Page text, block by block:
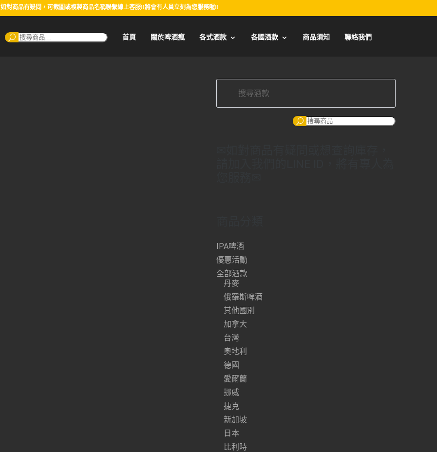
如對商品有疑問，可截圖或複製商品名稱聯繫線上客服!!將會有人員立刻為您服務喔!!
搜
尋：
首頁 關於啤酒瘋 各式酒款 各國酒款 商品須知 聯絡我們
搜
IPA啤酒
優惠活動
全部酒款
丹麥
俄羅斯啤酒
其他國別
加拿大
台灣
奧地利
德國
愛爾蘭
挪威
捷克
新加坡
日本
比利時